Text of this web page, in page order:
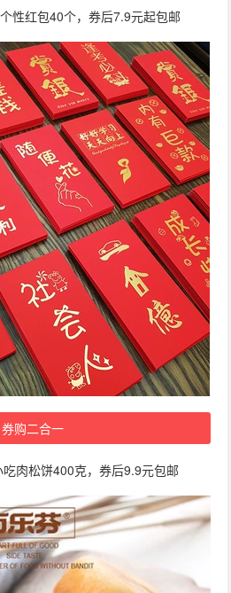
性红包40个，券后7.9元起包邮
券购二合一
吃肉松饼400克，券后9.9元包邮